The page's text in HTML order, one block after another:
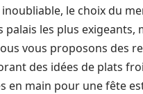
le choix du
les plus exigeants,
vous proposons des
des idées de plats
en main pour une fête